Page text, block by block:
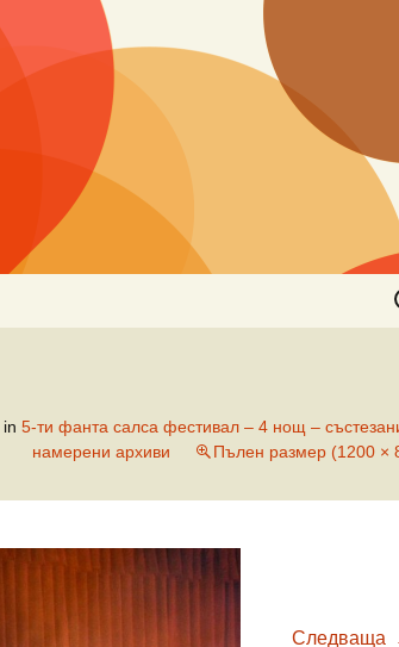
in 5-ти фанта салса фестивал – 4 нощ –
намерени архиви
Пълен размер (1200 ×
Следваща